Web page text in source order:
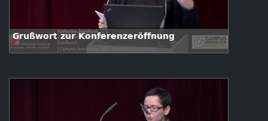
Grußwort zur Konferenzeröffnung